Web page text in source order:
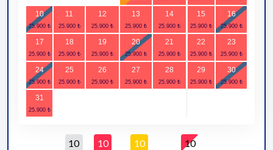
10 11 12 13 14 15 16
17 18 19 20 21 22 23
24 25 26 27 28 29 30
31
10 10 10 10